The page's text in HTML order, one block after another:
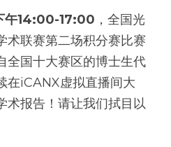
午14:00-17:00 ，全国光
术联赛第二场积分赛比赛
全国十大赛区的博士生代
在iCANX虚拟直播间大
术报告！请让我们拭目以